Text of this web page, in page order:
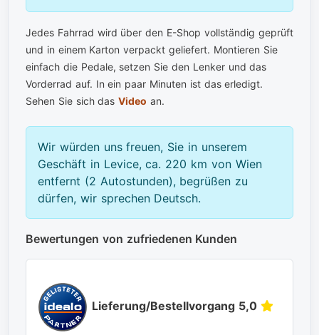
Jedes Fahrrad wird über den E-Shop vollständig geprüft
und in einem Karton verpackt geliefert. Montieren Sie
einfach die Pedale, setzen Sie den Lenker und das
Vorderrad auf. In ein paar Minuten ist das erledigt.
Sehen Sie sich dasVideo an.
Wir würden uns freuen, Sie in unserem
Geschäft in Levice, ca. 220 km von Wien
entfernt (2 Autostunden), begrüßen zu
dürfen, wir sprechen Deutsch.
Bewertungen von zufriedenen Kunden
Lieferung/Bestellvorgang 5,0